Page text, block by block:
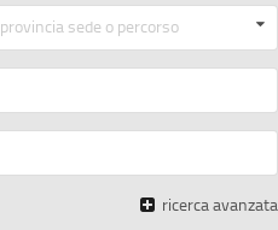
provincia sede o percorso
ricerca avanzata